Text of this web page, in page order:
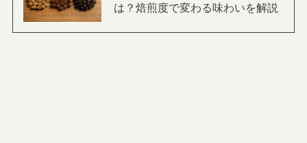
は？焙煎度で変わる味わいを解説